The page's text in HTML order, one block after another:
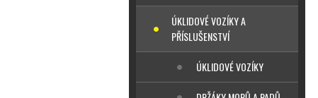
ÚKLIDOVÉ VOZÍKY A
PŘÍSLUŠENSTVÍ
ÚKLIDOVÉ VOZÍKY